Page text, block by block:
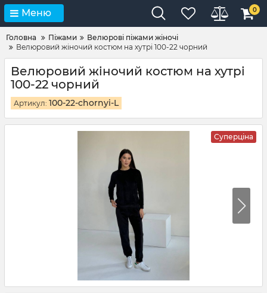
Меню 0
Головна Піжами
Велюрові піжами жіночі
Велюровий жіночий костюм на хутрі 100-22 чорний
Велюровий жіночий костюм на хутрі
100-22 чорний
Артикул: 100-22-chornyi-L
Суперціна